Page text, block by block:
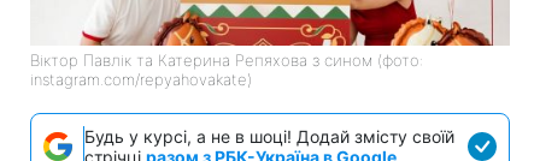
Віктор Павлік та Катерина Репяхова з сином (фото:
instagram.com/repyahovakate)
Будь у курсі, а не в шоці! Додай змісту своїй
стрічці разом з РБК-Україна в Google